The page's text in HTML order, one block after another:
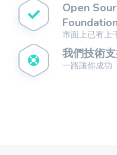
Open
市面上已有上
我們技術
一路讓你成功